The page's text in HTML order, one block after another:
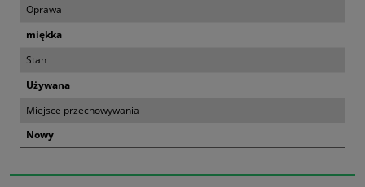
Oprawa
miękka
Stan
Używana
Miejsce przechowywania
Nowy